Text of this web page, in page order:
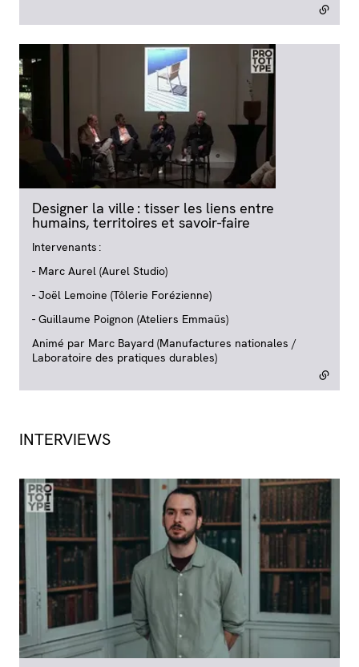
Designer la ville : tisser les liens entre
humains, territoires et savoir-faire
Intervenants :
- Marc Aurel (Aurel Studio)
- Joël Lemoine (Tôlerie Forézienne)
- Guillaume Poignon (Ateliers Emmaüs)
Animé par Marc Bayard (Manufactures nationales /
Laboratoire des pratiques durables)
INTERVIEWS